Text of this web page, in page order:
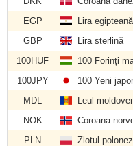
EGP
Lira egipteană
GBP
Lira sterlină
100HUF
100 Forinți
100JPY
100 Yeni
MDL
Leul
NOK
Coroana
PLN
Zlotul polonez